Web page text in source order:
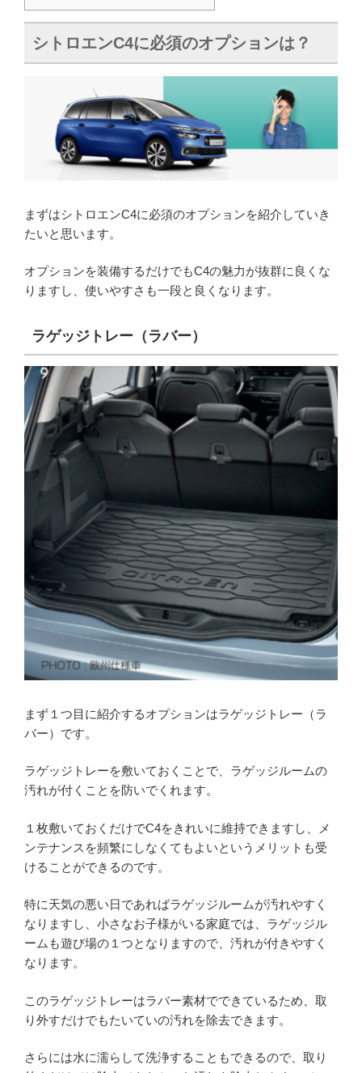
シトロエンC4に必須のオプションは？
まずはシトロエンC4に必須のオプションを紹介していき
たいと思います。
オプションを装備するだけでもC4の魅力が抜群に良くな
りますし、使いやすさも一段と良くなります。
ラゲッジトレー（ラバー）
まず１つ目に紹介するオプションはラゲッジトレー（ラ
バー）です。
ラゲッジトレーを敷いておくことで、ラゲッジルームの
汚れが付くことを防いでくれます。
１枚敷いておくだけでC4をきれいに維持できますし、メ
ンテナンスを頻繁にしなくてもよいというメリットも受
けることができるのです。
特に天気の悪い日であればラゲッジルームが汚れやすく
なりますし、小さなお子様がいる家庭では、ラゲッジル
ームも遊び場の１つとなりますので、汚れが付きやすく
なります。
このラゲッジトレーはラバー素材でできているため、取
り外すだけでもたいていの汚れを除去できます。
さらには水に濡らして洗浄することもできるので、取り